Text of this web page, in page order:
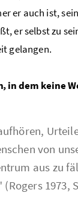
er auch ist,
er selbst zu
gelangen.
in dem keine
von
aus zu
1973,